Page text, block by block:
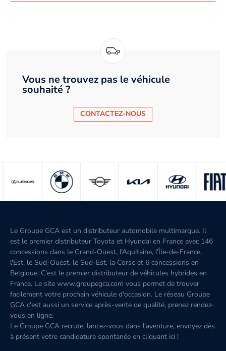
Vous ne trouvez pas le véhicule
souhaité ?
CONTACTEZ-NOUS
Le Groupe GCA est un distributeur automobile multimarque. Il
est le premier distributeur Toyota et Hyundai en France avec 146
concessions dans le Grand-Ouest, l’Aquitaine, l'Île-de-France,
l'Est, le Sud-Ouest, le Sud-Est, la Corse et 6 concessions en
Belgique. C'est le premier distributeur de véhicules hybrides en
France. Le site www.groupegca.com vous permet de trouver
facilement votre prochain véhicule d'occasion. Le réseau Groupe
GCA c'est aussi un service après-vente de qualité, prenez rendez-
vous en ligne.
Le Groupe GCA recrute, lancez-vous dans l'aventure, envoyez dès
à présent votre candidature spontanée en cliquant ici !